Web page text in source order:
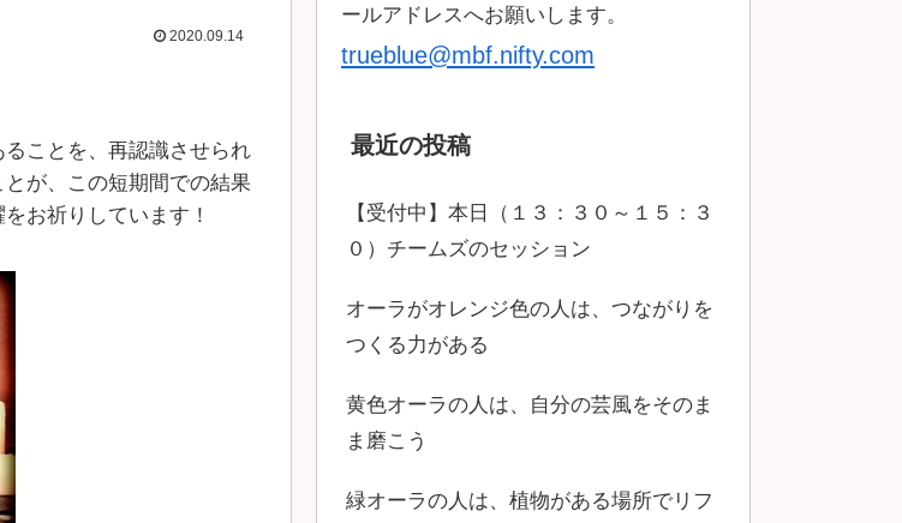
2020.09.14
ことを、再認識させられ
が、この短期間での結果
お祈りしています！
ールアドレスへお願いします。
trueblue@mbf.nifty.com
最近の投稿
【受付中】本日（１３：３０～１５：３
０）チームズのセッション
オーラがオレンジ色の人は、つながりを
つくる力がある
黄色オーラの人は、自分の芸風をそのま
ま磨こう
緑オーラの人は、植物がある場所でリフ